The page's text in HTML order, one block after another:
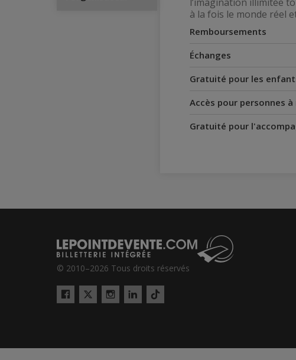
à la fois le monde réel
Remboursements
Échanges
Gratuité pour les
Accès pour personnes
Gratuité pour
© 2010–2026 Tous droits réservés
Facebook
Twitter
InstagramLinkedIn
Tiktok